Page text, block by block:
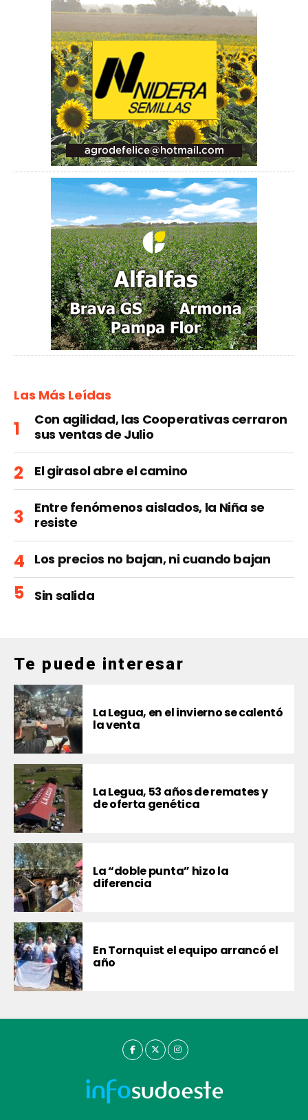
Las Más Leídas
Con agilidad, las Cooperativas cerraron
sus ventas de Julio
El girasol abre el camino
Entre fenómenos aislados, la Niña se
resiste
Los precios no bajan, ni cuando bajan
Sin salida
Te puede interesar
La Legua, en el invierno se calentó
la venta
La Legua, 53 años de remates y
de oferta genética
La “doble punta” hizo la
diferencia
En Tornquist el equipo arrancó el
año